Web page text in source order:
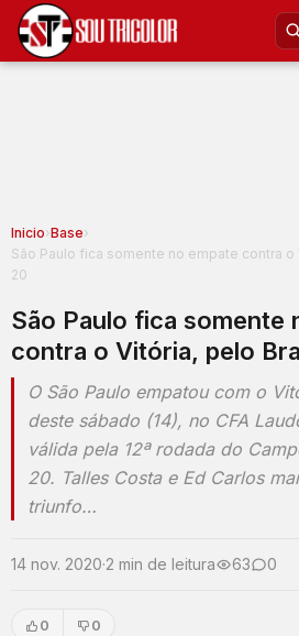
Inicio›Base›
São Paulo fica somente no empate contra
20
São Paulo fica somente
contra o Vitória, pelo
O São Paulo empatou com o
deste sábado (14), no CFA
válida pela 12ª rodada do
20. Talles Costa e Ed Carlos
triunfo…
14 nov. 2020·2 min de leitura 63 0
0 0